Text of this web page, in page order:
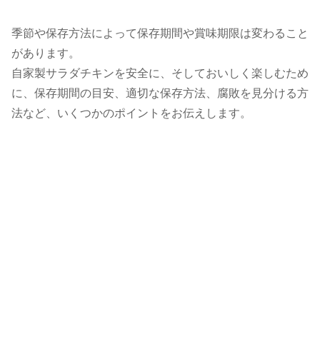
季節や保存方法によって保存期間や賞味期限は変わること
があります。
自家製サラダチキンを安全に、そしておいしく楽しむため
に、保存期間の目安、適切な保存方法、腐敗を見分ける方
法など、いくつかのポイントをお伝えします。